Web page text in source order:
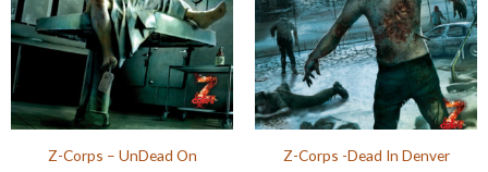
Z-Corps – UnDead On
Z-Corps -Dead In Denver